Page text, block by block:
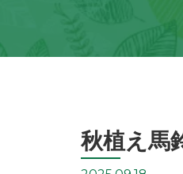
秋植え馬